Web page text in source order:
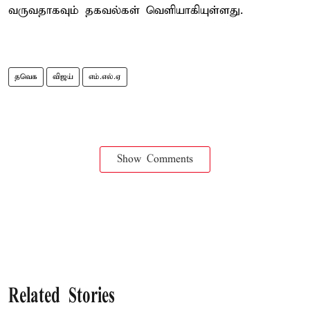
வருவதாகவும் தகவல்கள் வெளியாகியுள்ளது.
தவெக விஜய் எம்.எல்.ஏ
Show Comments
Related Stories